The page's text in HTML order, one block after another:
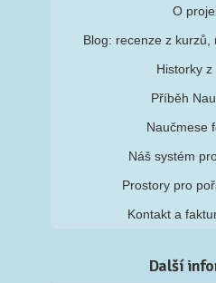
O
Blog: recenze z kurzů,
Historky z
Příběh
Naučmese
Náš systém
Prostory pro
Kontakt a
Další